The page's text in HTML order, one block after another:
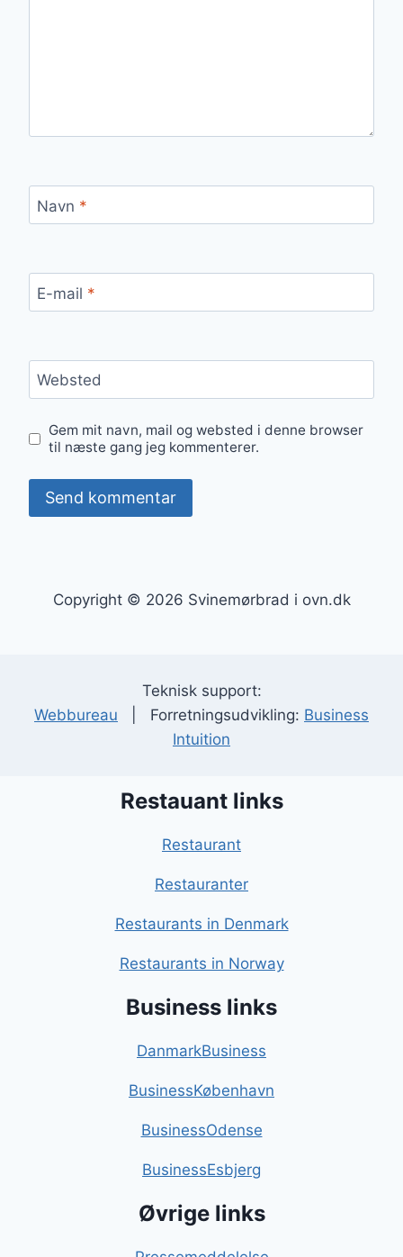
Navn *
E-mail *
Websted
Gem mit navn, mail og websted i denne browser
til næste gang jeg kommenterer.
Copyright © 2026 Svinemørbrad i ovn.dk
Teknisk support:
Webbureau | Forretningsudvikling: Business
Intuition
Restauant links
Restaurant
Restauranter
Restaurants in Denmark
Restaurants in Norway
Business links
DanmarkBusiness
BusinessKøbenhavn
BusinessOdense
BusinessEsbjerg
Øvrige links